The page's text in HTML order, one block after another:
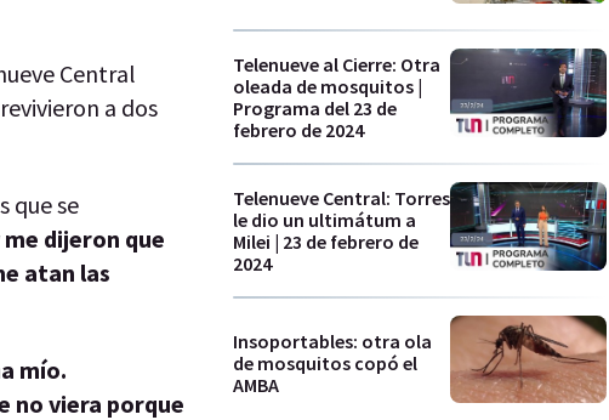
Central
a dos
que se
dijeron que
atan las
mío.
no viera porque
Telenueve al Cierre: Otra
oleada de mosquitos |
Programa del 23 de
febrero de 2024
Telenueve Central: Torres
le dio un ultimátum a
Milei | 23 de febrero de
2024
Insoportables: otra ola
de mosquitos copó el
AMBA